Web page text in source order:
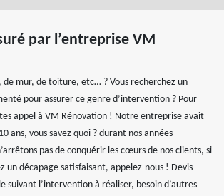
par l’entreprise VM
de mur, de toiture, etc… ? Vous recherchez un
pour assurer ce genre d’intervention ? Pour
appel à VM Rénovation ! Notre entreprise avait
ans, vous savez quoi ? durant nos années
pas de conquérir les cœurs de nos clients, si
un décapage satisfaisant, appelez-nous ! Devis
suivant l’intervention à réaliser, besoin d’autres